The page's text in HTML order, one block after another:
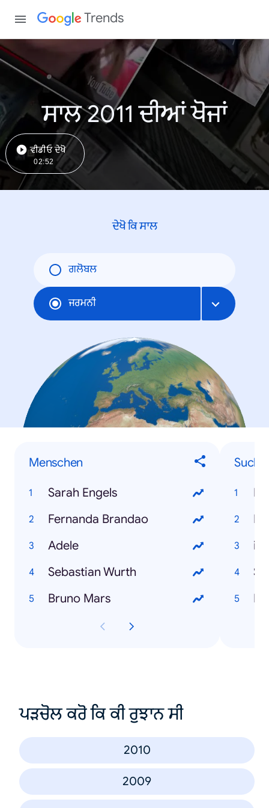
Trends
ਸਾਲ 2011 ਦੀਆਂ ਖੋਜਾਂ
ਵੀਡੀਓ ਦੇਖੋ
02:52
ਦੇਖੋ ਕਿ ਸਾਲ
ਗਲੋਬਲ
ਜਰਮਨੀ
Menschen
Sarah Engels
Fernanda Brandao
Adele
Sebastian Wurth
Bruno Mars
ਪੜਚੋਲ ਕਰੋ ਕਿ ਕੀ ਰੁਝਾਨ ਸੀ
2010
2009